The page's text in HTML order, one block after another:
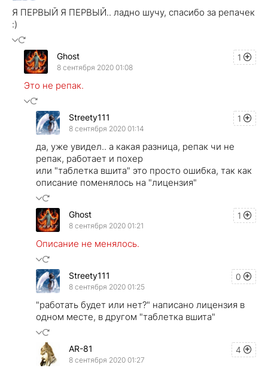
Я ПЕРВЫЙ Я ПЕРВЫЙ.. ладно шучу, спасибо за репачек
:)
1
Ghost
8 сентября 2020 01:08
Это не репак.
1
Streety111
8 сентября 2020 01:14
да, уже увидел.. а какая разница, репак чи не
репак, работает и похер
или "таблетка вшита" это просто ошибка, так как
описание поменялось на "лицензия"
1
Ghost
8 сентября 2020 01:21
Описание не менялось.
0
Streety111
8 сентября 2020 01:25
"работать будет или нет?" написано лицензия в
одном месте, в другом "таблетка вшита"
4
AR-81
8 сентября 2020 01:27